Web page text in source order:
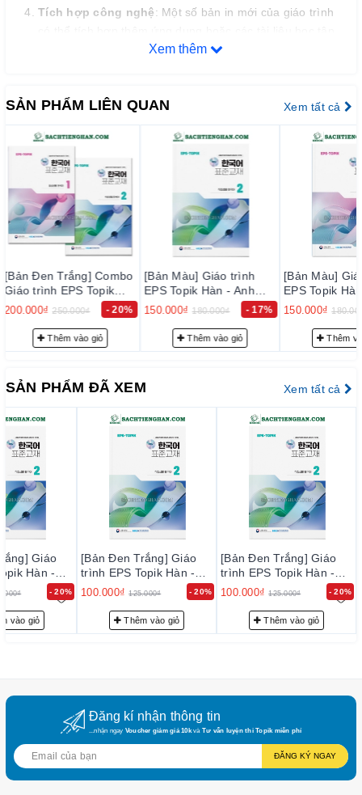
Tích hợp công nghệ: Một số bản in mới của giáo trình
trực tuyến hỗ trợ người học có thể thực hành trên nền
thiết kế phong phú hơn, không chỉ để kiểm tra kiến thức
mà còn để phát triển kỹ năng tư duy và khả năng ứng
dụng ngôn ngữ vào các tình huống cụ thể.
Nếu bạn đang học hoặc chuẩn bị học giáo trình này, bạn sẽ
thấy một sự thay đổi rõ rệt về phương pháp và nội dung, giúp
việc học tiếng Hàn hiệu quả và dễ dàng hơn.
Xem thêm
SẢN PHẨM LIÊN QUAN Xem tất cả
[Bản Màu] Giáo trình
EPS Topik Hàn - Anh
Bản Mới 2024 Tập 2 -
EPS-Topik NEW 한국어
표준교재 2 (일상생활 한
국어)
150.000₫ 180.000₫ - 17%
Thêm vào giỏ
[Bản Màu] Giáo trình
EPS Topik Hàn - Anh
Bản Mới 2024 Tập 1 -
EPS-Topik NEW 한국어
표준교재 1 (일상생활 한
국어)
150.000₫ 180.000₫ - 17%
Thêm vào giỏ
[Bản Đen
trình EPS
Anh Bản Mới
어 표준교재
한국어)
100.000₫
Thêm
SẢN PHẨM ĐÃ XEM Xem tất cả
- 20%
Giáo
Hàn -
2024 Tập
(일상생활
vào giỏ
- 20%
[Bản Đen Trắng] Giáo
trình EPS Topik Hàn -
Anh Bản Mới 2024 Tập
어 표준교재 2 (일상생활
한국어)
100.000₫ 125.000₫
Thêm vào giỏ
- 20%
[Bản Đen Trắng] Giáo
trình EPS Topik Hàn -
Anh Bản Mới 2024 Tập
어 표준교재 2 (일상생활
한국어)
100.000₫ 125.000₫
Thêm vào giỏ
Đăng kí nhận thông tin
...nhận ngay Voucher giảm giá 10kvà Tư vấn luyện thi Topik miễn phí
ĐĂNG KÝ NGAY